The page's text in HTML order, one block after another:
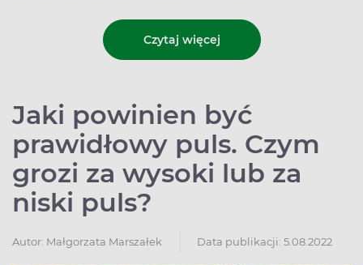
Czytaj więcej
Jaki powinien być
prawidłowy puls. Czym
grozi za wysoki lub za
niski puls?
Autor: Małgorzata Marszałek Data publikacji: 5.08.2022